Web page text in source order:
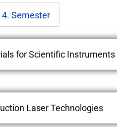
4. Semester
for Scientific Instruments
Laser Technologies